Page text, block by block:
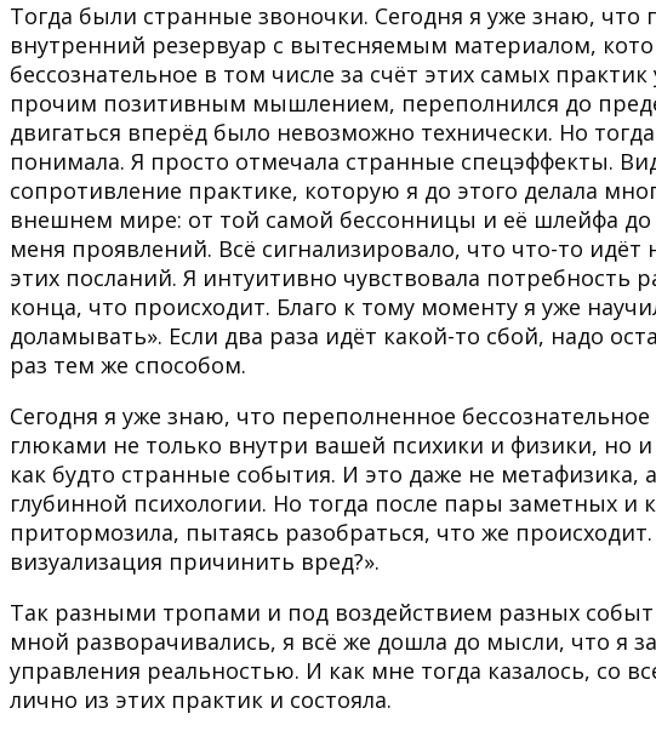
Тогда были странные звоночки. Сегодня я уже знаю,
внутренний резервуар с вытесняемым материалом,
бессознательное в том числе за счёт этих самых
прочим позитивным мышлением, переполнился до
двигаться вперёд было невозможно технически. Но
понимала. Я просто отмечала странные спецэффекты.
сопротивление практике, которую я до этого делала
внешнем мире: от той самой бессонницы и её шлейфа до
меня проявлений. Всё сигнализировало, что что-то
этих посланий. Я интуитивно чувствовала потребность
конца, что происходит. Благо к тому моменту я уже
доламывать». Если два раза идёт какой-то сбой, надо
раз тем же способом.
Сегодня я уже знаю, что переполненное
глюками не только внутри вашей психики и физики, но
как будто странные события. И это даже не метафизика,
глубинной психологии. Но тогда после пары заметных и
притормозила, пытаясь разобраться, что же
визуализация причинить вред?».
Так разными тропами и под воздействием разных
мной разворачивались, я всё же дошла до мысли, что я
управления реальностью. И как мне тогда казалось, со
лично из этих практик и состояла.